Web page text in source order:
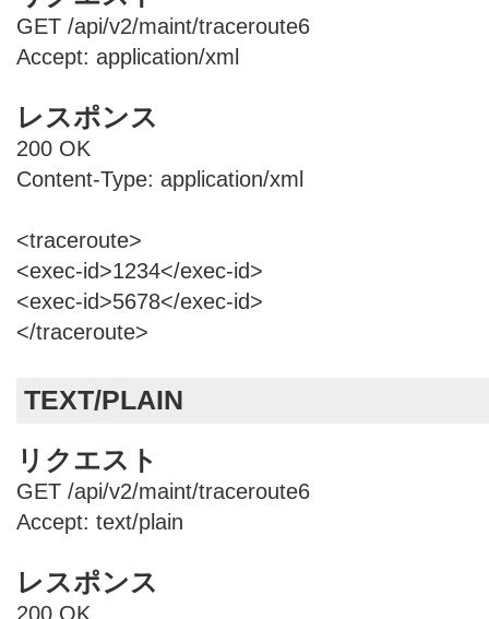
GET /api/v2/maint/traceroute6
Accept: application/xml
レスポンス
200 OK
Content-Type: application/xml
<traceroute>
<exec-id>1234</exec-id>
<exec-id>5678</exec-id>
</traceroute>
TEXT/PLAIN
リクエスト
GET /api/v2/maint/traceroute6
Accept: text/plain
レスポンス
200 OK